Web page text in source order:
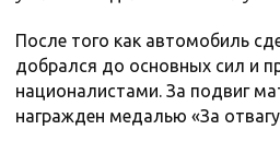
После того как автомобиль
добрался до основных сил и
националистами. За подвиг
награжден медалью «За